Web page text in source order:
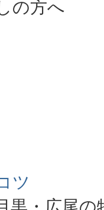
の方へ
ツ